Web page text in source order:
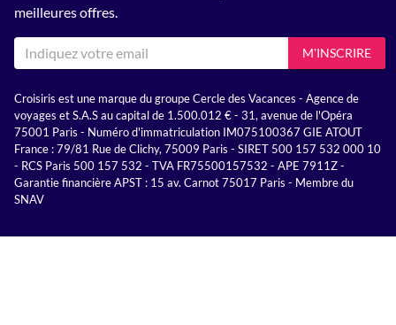
meilleures offres.
M'INSCRIRE
Croisiris est une marque du groupe Cercle des Vacances - Agence de
voyages et S.A.S au capital de 1.500.012 € - 31, avenue de l'Opéra
75001 Paris - Numéro d'immatriculation IM075100367 GIE ATOUT
France : 79/81 Rue de Clichy, 75009 Paris - SIRET 500 157 532 000 10
- RCS Paris 500 157 532 - TVA FR75500157532 - APE 7911Z -
Garantie financière APST : 15 av. Carnot 75017 Paris - Membre du
SNAV